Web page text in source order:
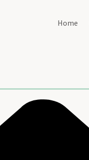
Home